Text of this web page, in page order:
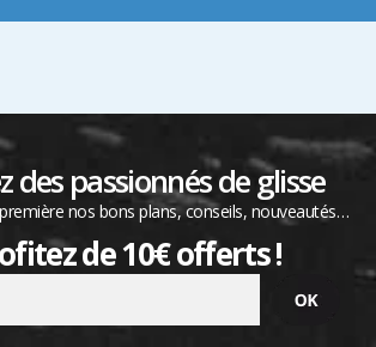
des passionnés de glisse
nos bons plans, conseils, nouveautés…
de 10€ offerts !